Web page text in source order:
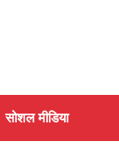
सोशल मीडिया